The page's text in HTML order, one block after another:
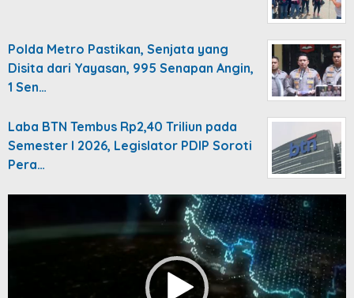
Polda Metro Pastikan, Senjata yang
Disita dari Yayasan, 995 Senapan Angin,
1 Sen…
Laba BTN Tembus Rp2,40 Triliun pada
Semester I 2026, Legislator PDIP Soroti
Pera…